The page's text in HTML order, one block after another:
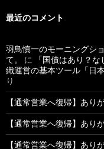
最近のコメント
羽鳥慎一のモーニングシ
て。
に
「国債はあり？
織運営の基本ツール「日
り
【通常営業へ復帰】あり
【通常営業へ復帰】あり
【通常営業へ復帰】あり